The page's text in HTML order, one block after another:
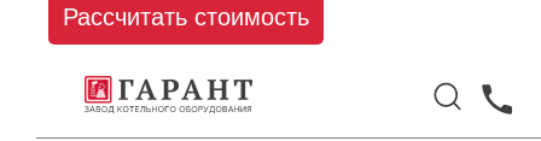
Рассчитать стоимость